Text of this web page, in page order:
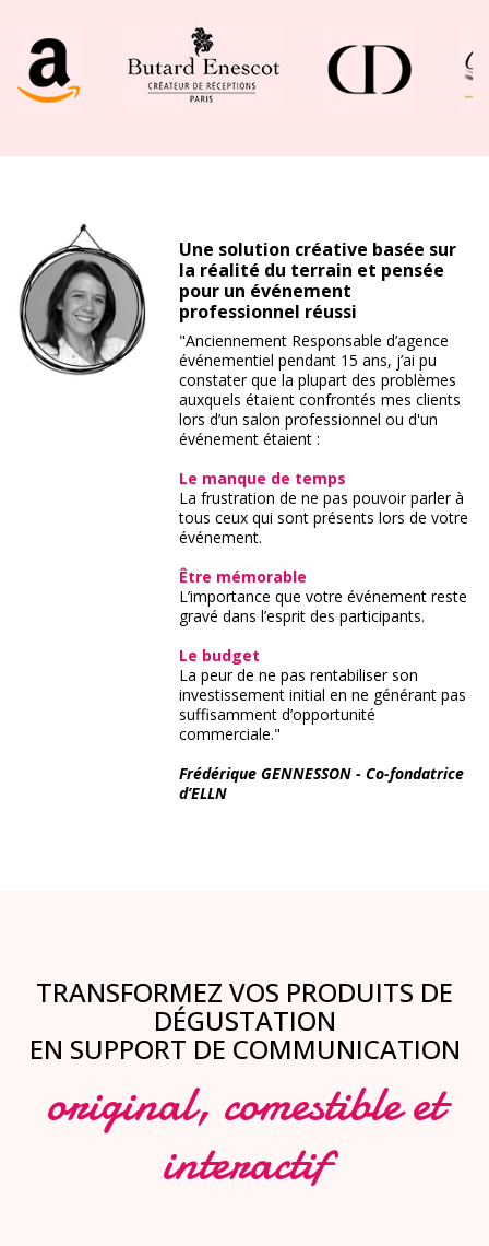
Une solution créative basée sur
la réalité du terrain et pensée
pour un événement
professionnel réussi
"Anciennement Responsable d’agence
événementiel pendant 15 ans, j’ai pu
constater que la plupart des problèmes
auxquels étaient confrontés mes clients
lors d’un salon professionnel ou d'un
événement étaient :
Le manque de temps
La frustration de ne pas pouvoir parler à
tous ceux qui sont présents lors de votre
événement.
Être mémorable
L’importance que votre événement reste
gravé dans l’esprit des participants.
Le budget
La peur de ne pas rentabiliser son
investissement initial en ne générant pas
suffisamment d’opportunité
commerciale."
Frédérique GENNESSON - Co-fondatrice
d’ELLN
TRANSFORMEZ VOS PRODUITS DE
DÉGUSTATION
EN SUPPORT DE COMMUNICATION
original, comestible et
interactif